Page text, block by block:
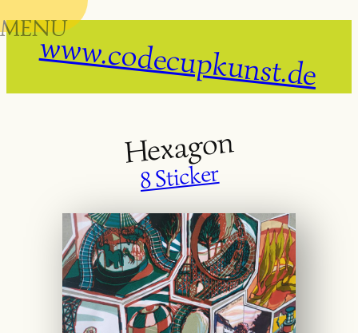
Skip
MENUwww.codecupkunst.de
Hexagon
8 Sticker